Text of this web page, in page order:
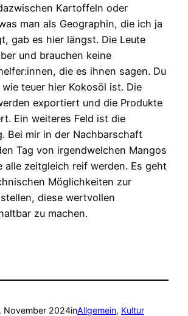
Kartoffeln oder
man als Geographin, die ich ja
gab es hier längst. Die Leute
und brauchen keine
die es ihnen sagen. Du
teuer hier Kokosöl ist. Die
exportiert und die Produkte
Ein weiteres Feld ist die
Bei mir in der Nachbarschaft
Tag von irgendwelchen Mangos
alle zeitgleich reif werden. Es geht
Möglichkeiten zur
diese wertvollen
zu machen.
November 2024inAllgemein, Kultur